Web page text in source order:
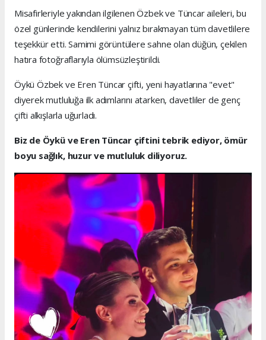
Misafirleriyle yakından ilgilenen Özbek ve Tüncar aileleri, bu
özel günlerinde kendilerini yalnız bırakmayan tüm davetlilere
teşekkür etti. Samimi görüntülere sahne olan düğün, çekilen
hatıra fotoğraflarıyla ölümsüzleştirildi.
Öykü Özbek ve Eren Tüncar çifti, yeni hayatlarına "evet"
diyerek mutluluğa ilk adımlarını atarken, davetliler de genç
çifti alkışlarla uğurladı.
Biz de Öykü ve Eren Tüncar çiftini tebrik ediyor, ömür
boyu sağlık, huzur ve mutluluk diliyoruz.